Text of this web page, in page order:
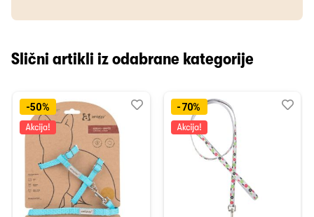
Slični artikli iz odabrane kategorije
-50%
Dodaj
Uporedi-70%